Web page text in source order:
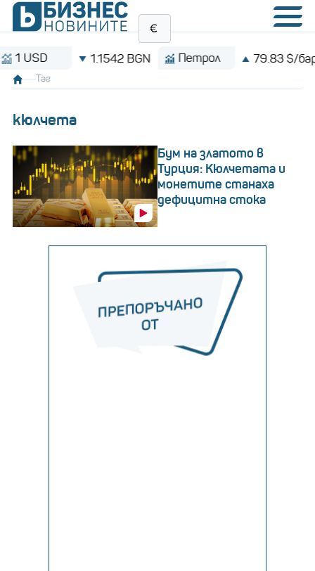
1.1542 BGN Петрол 79.83 $/барел
Таг
кюлчета
Бум на златото в
Турция: Кюлчетата и
монетите станаха
дефицитна стока